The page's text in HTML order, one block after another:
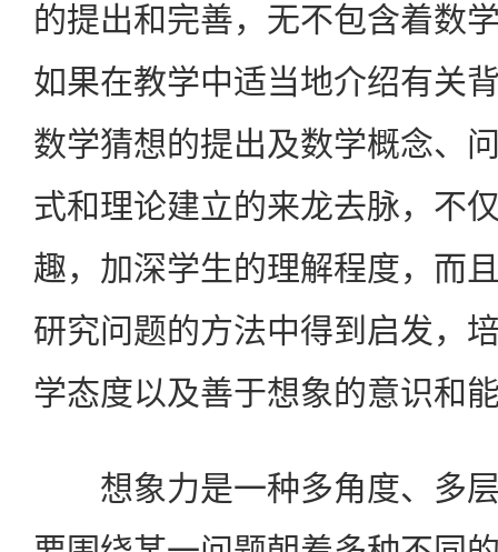
的提出和完善，无不包含着数
如果在教学中适当地介绍有关
数学猜想的提出及数学概念、
式和理论建立的来龙去脉，不
趣，加深学生的理解程度，而
研究问题的方法中得到启发，
学态度以及善于想象的意识和
想象力是一种多角度、多层